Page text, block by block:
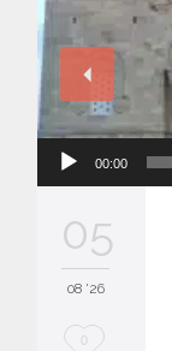
00:00
05
08 '26
M
0